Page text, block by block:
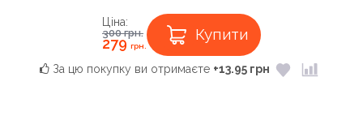
Ціна:
300грн.
279грн.
Купити
За цю покупку ви отримаєте +13.95 грн